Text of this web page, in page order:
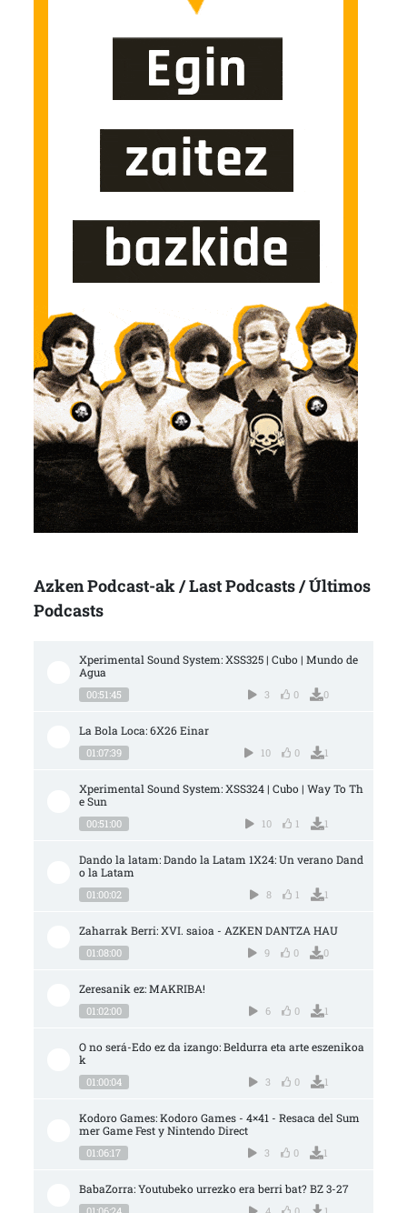
Azken Podcast-ak / Last Podcasts / Últimos
Podcasts
Xperimental Sound System: XSS325 | Cubo | Mundo de
Agua
00:51:45 3 0 0
La Bola Loca: 6X26 Einar
01:07:39 10 0 1
Xperimental Sound System: XSS324 | Cubo | Way To Th
e Sun
00:51:00 10 1 1
Dando la latam: Dando la Latam 1X24: Un verano Dand
o la Latam
01:00:02 8 1 1
Zaharrak Berri: XVI. saioa - AZKEN DANTZA HAU
01:08:00 9 0 0
Zeresanik ez: MAKRIBA!
01:02:00 6 0 1
O no será-Edo ez da izango: Beldurra eta arte eszenikoa
k
01:00:04 3 0 1
Kodoro Games: Kodoro Games - 4×41 - Resaca del Sum
mer Game Fest y Nintendo Direct
01:06:17 3 0 1
BabaZorra: Youtubeko urrezko era berri bat? BZ 3-27